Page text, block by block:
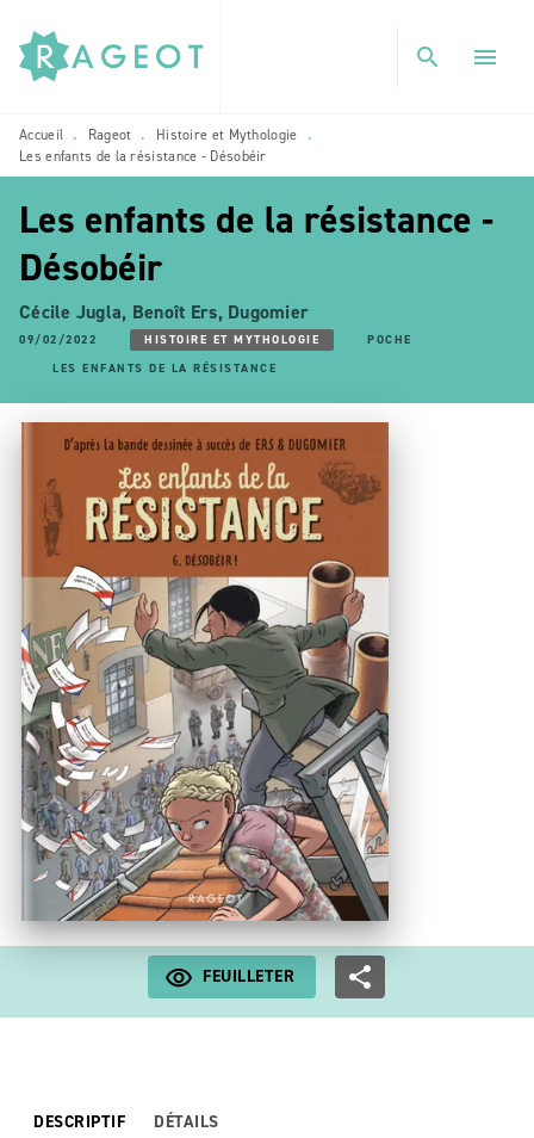
MENU RECHERCHE
PIED DE PAGE
search menu
Accueil • Rageot • Histoire et Mythologie
•
Les enfants de la résistance - Désobéir
Les enfants de la résistance -
Désobéir
Cécile Jugla, Benoît Ers, Dugomier
09/02/2022 HISTOIRE ET MYTHOLOGIE
POCHE
LES ENFANTS DE LA RÉSISTANCE
FEUILLETER
DESCRIPTIF DÉTAILS